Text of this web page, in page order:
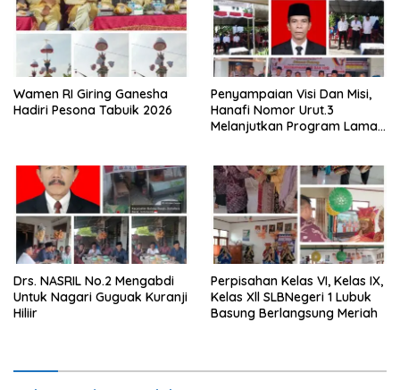
Wamen RI Giring Ganesha
Hadiri Pesona Tabuik 2026
Penyampaian Visi Dan Misi,
Hanafi Nomor Urut.3
Melanjutkan Program Lama
Drs. NASRIL No.2 Mengabdi
Untuk Nagari Guguak Kuranji
Hiliir
Perpisahan Kelas VI, Kelas IX,
Kelas Xll SLBNegeri 1 Lubuk
Basung Berlangsung Meriah